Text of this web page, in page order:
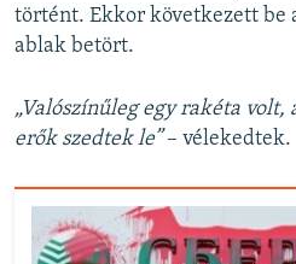
történt. Ekkor következett be
ablak betört.
„Valószínűleg egy rakéta
erők szedtek le”– vélekedtek.